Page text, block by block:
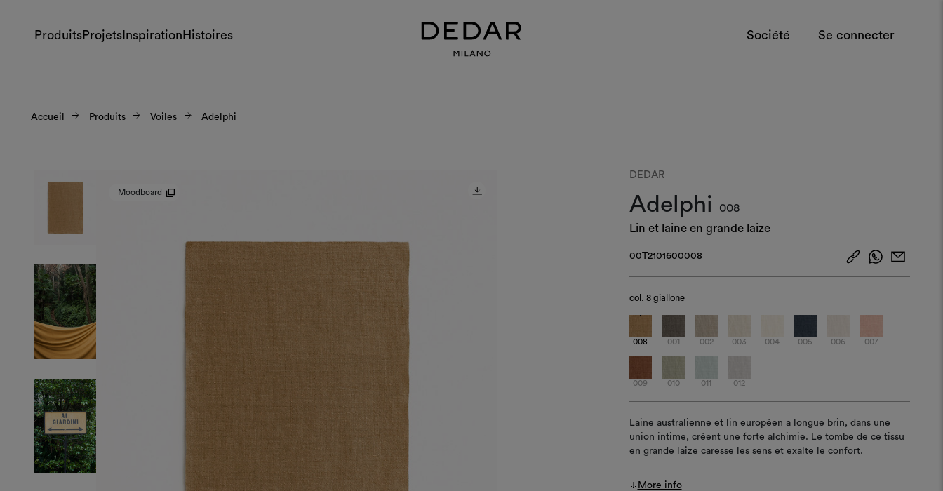
ProduitsProjets Inspiration Histoires Société Se connecter
Accueil Produits Voiles Adelphi
Moodboard
DEDAR
Adelphi
008
Lin et laine en grande laize
00T2101600008
col. 8 giallone
008 001 002 003 004 005 006 007
009 010 011 012
Laine australienne et lin européen a longue brin, dans une
union intime, créent une forte alchimie. Le tombe de ce tissu
en grande laize caresse les sens et exalte le confort.
More info